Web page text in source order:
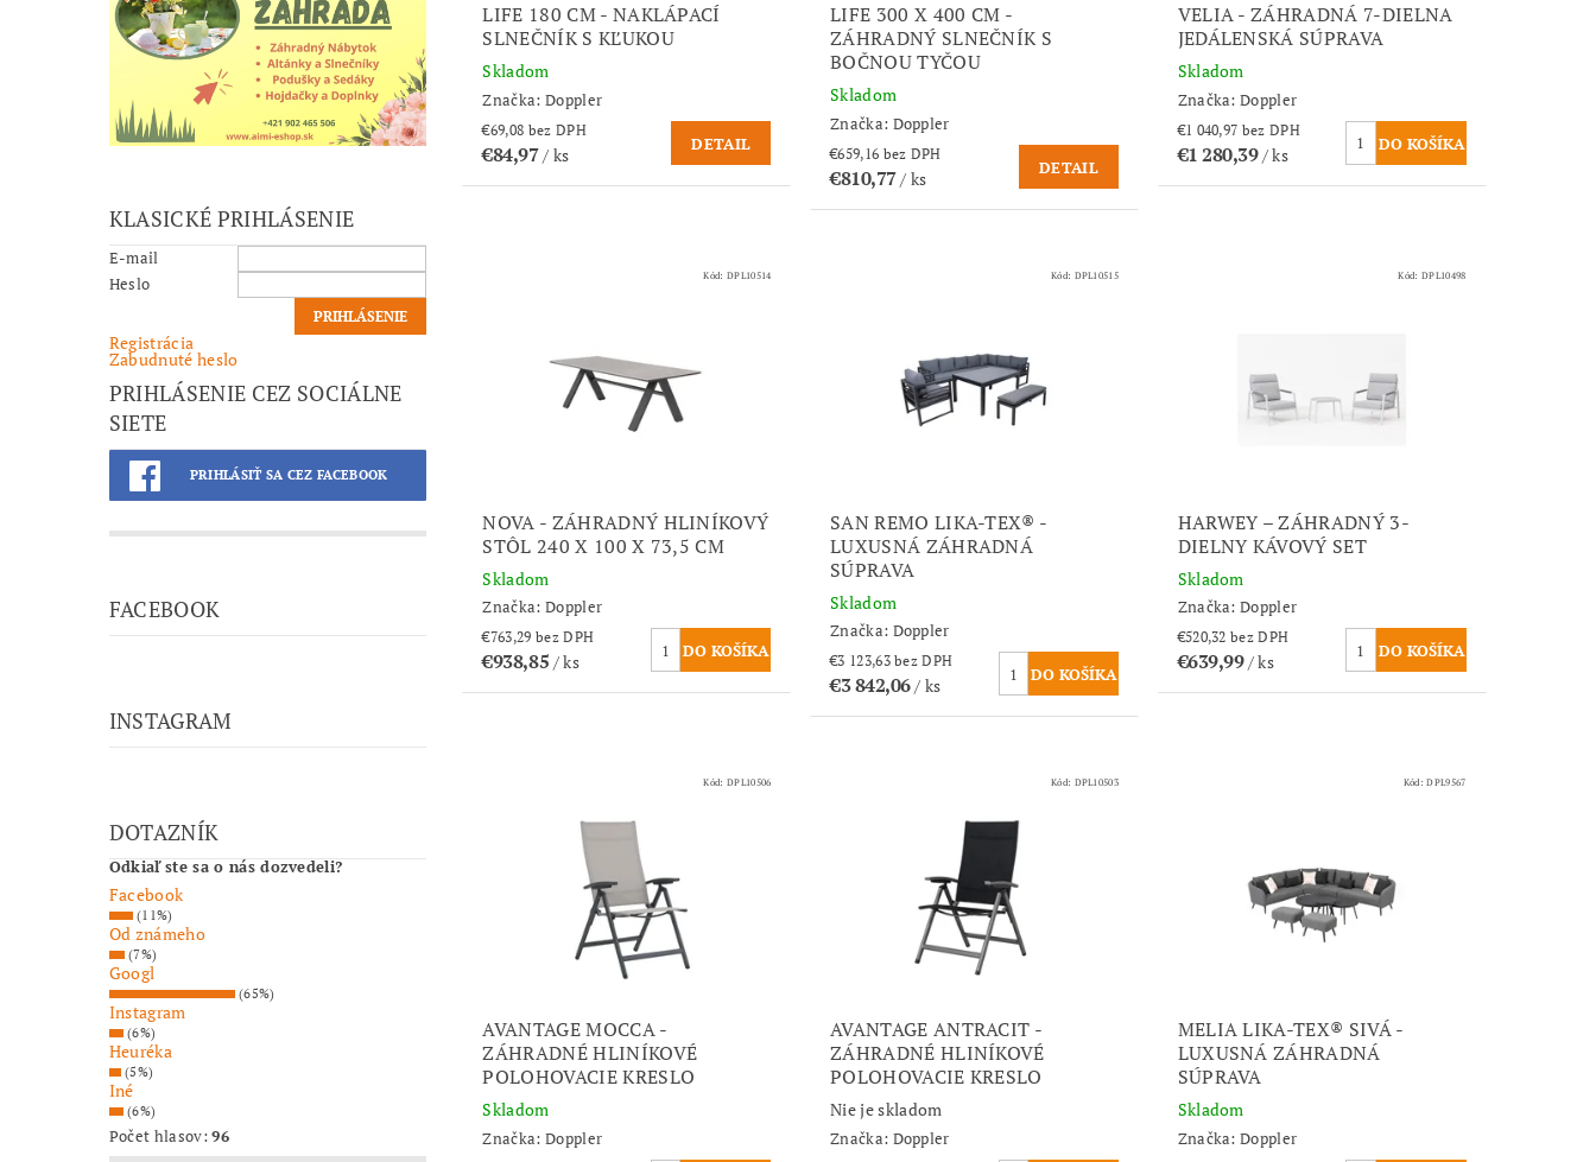
KLASICKÉ PRIHLÁSENIE
E-mail
Heslo
Registrácia
Zabudnuté heslo
PRIHLÁSENIE CEZ SOCIÁLNE
SIETE
PRIHLÁSIŤ SA CEZ FACEBOOK
FACEBOOK
INSTAGRAM
DOTAZNÍK
Odkiaľ ste sa o nás dozvedeli?
Facebook
(11%)
Od známeho
(7%)
Googl
(65%)
Instagram
(6%)
Heuréka
(5%)
Iné
(6%)
Počet hlasov:96
LIFE 180 CM - NAKLÁPACÍ
SLNEČNÍK S KĽUKOU
Skladom
Značka: Doppler
€69,08 bez DPH
€84,97/ ks
DETAIL
LIFE 300 X 400 CM -
ZÁHRADNÝ SLNEČNÍK S
BOČNOU TYČOU
Skladom
Značka: Doppler
€659,16 bez DPH
€810,77/ ks
DETAIL
VELIA - ZÁHRADNÁ 7-DIELNA
JEDÁLENSKÁ SÚPRAVA
Skladom
Značka:Doppler
€1 040,97 bez DPH
€1 280,39/ ks
Kód: DPL10514
NOVA - ZÁHRADNÝ HLINÍKOVÝ
STÔL 240 X 100 X 73,5 CM
Skladom
Značka: Doppler
€763,29 bez DPH
€938,85 / ks
Kód: DPL10515
SAN REMO LIKA-TEX® -
LUXUSNÁ ZÁHRADNÁ
SÚPRAVA
Skladom
Značka: Doppler
€3 123,63 bez DPH
€3 842,06/ ks
Kód:DPL10498
HARWEY – ZÁHRADNÝ 3-
DIELNY KÁVOVÝ SET
Skladom
Značka:Doppler
€520,32 bez DPH
€639,99/ ks
Kód: DPL10506
AVANTAGE MOCCA -
ZÁHRADNÉ HLINÍKOVÉ
POLOHOVACIE KRESLO
Skladom
Značka: Doppler
Kód: DPL10503
AVANTAGE ANTRACIT -
ZÁHRADNÉ HLINÍKOVÉ
POLOHOVACIE KRESLO
Nie je skladom
Značka: Doppler
Kód:DPL9567
MELIA LIKA-TEX® SIVÁ -
LUXUSNÁ ZÁHRADNÁ
SÚPRAVA
Skladom
Značka:Doppler